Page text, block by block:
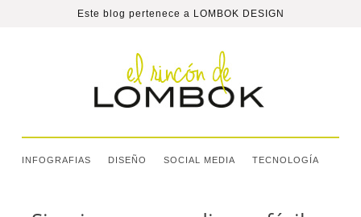
Este blog pertenece a LOMBOK DESIGN
INFOGRAFIAS DISEÑO SOCIAL MEDIA TECNOLOGÍA